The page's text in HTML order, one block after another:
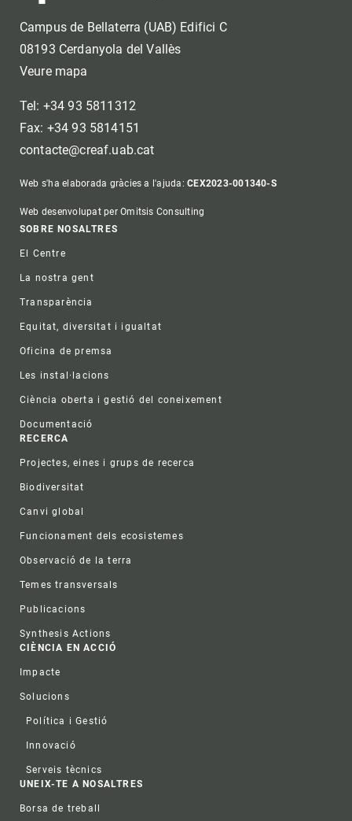
Campus de Bellaterra (UAB) Edifici C
08193 Cerdanyola del Vallès
Veure mapa
Tel: +34 93 5811312
Fax: +34 93 5814151
contacte@creaf.uab.cat
Web s'ha elaborada gràcies a l'ajuda:CEX2023-001340-S
Web desenvolupat per Omitsis Consulting
Footer
SOBRE NOSALTRES
El Centre
La nostra gent
Transparència
Equitat, diversitat i igualtat
Oficina de premsa
Les instal·lacions
Ciència oberta i gestió del coneixement
Documentació
RECERCA
Projectes, eines i grups de recerca
Biodiversitat
Canvi global
Funcionament dels ecosistemes
Observació de la terra
Temes transversals
Publicacions
Synthesis Actions
CIÈNCIA EN ACCIÓ
Impacte
Solucions
Política i Gestió
Innovació
Serveis tècnics
UNEIX-TE A NOSALTRES
Borsa de treball